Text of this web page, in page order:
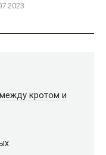
кротом и